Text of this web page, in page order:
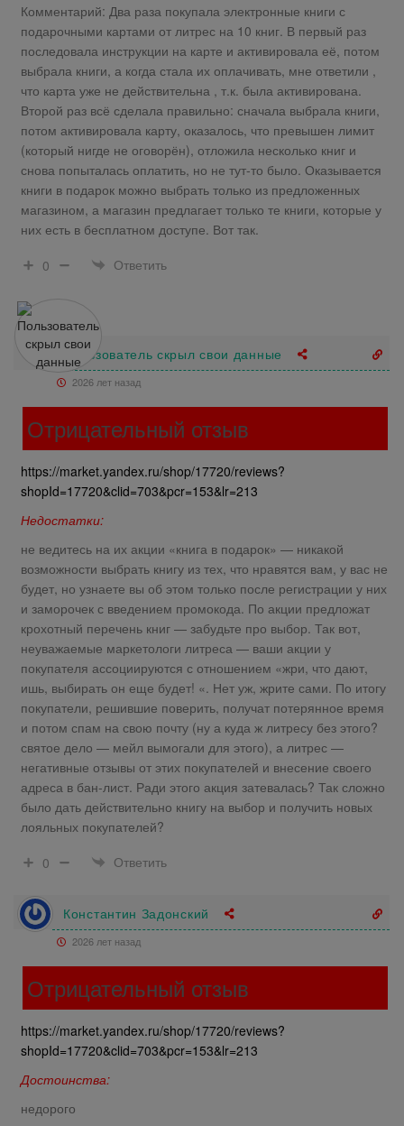
Комментарий: Два раза покупала электронные книги с
подарочными картами от литрес на 10 книг. В первый раз
последовала инструкции на карте и активировала её, потом
выбрала книги, а когда стала их оплачивать, мне ответили ,
что карта уже не действительна , т.к. была активирована.
Второй раз всё сделала правильно: сначала выбрала книги,
потом активировала карту, оказалось, что превышен лимит
(который нигде не оговорён), отложила несколько книг и
снова попыталась оплатить, но не тут-то было. Оказывается
книги в подарок можно выбрать только из предложенных
магазином, а магазин предлагает только те книги, которые у
них есть в бесплатном доступе. Вот так.
0
Ответить
Пользователь скрыл свои данные
2026 лет назад
Отрицательный отзыв
https://market.yandex.ru/shop/17720/reviews?
shopId=17720&clid=703&pcr=153&lr=213
Недостатки:
не ведитесь на их акции «книга в подарок» — никакой
возможности выбрать книгу из тех, что нравятся вам, у вас не
будет, но узнаете вы об этом только после регистрации у них
и заморочек с введением промокода. По акции предложат
крохотный перечень книг — забудьте про выбор. Так вот,
неуважаемые маркетологи литреса — ваши акции у
покупателя ассоциируются с отношением «жри, что дают,
ишь, выбирать он еще будет! «. Нет уж, жрите сами. По итогу
покупатели, решившие поверить, получат потерянное время
и потом спам на свою почту (ну а куда ж литресу без этого?
святое дело — мейл вымогали для этого), а литрес —
негативные отзывы от этих покупателей и внесение своего
адреса в бан-лист. Ради этого акция затевалась? Так сложно
было дать действительно книгу на выбор и получить новых
лояльных покупателей?
0
Ответить
Константин Задонский
2026 лет назад
Отрицательный отзыв
https://market.yandex.ru/shop/17720/reviews?
shopId=17720&clid=703&pcr=153&lr=213
Достоинства:
недорого